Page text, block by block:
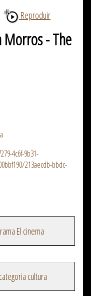
Reproduir
Morros - The
4c6f-9b31-
213aecdb-bbdc-
El cinema
cultura